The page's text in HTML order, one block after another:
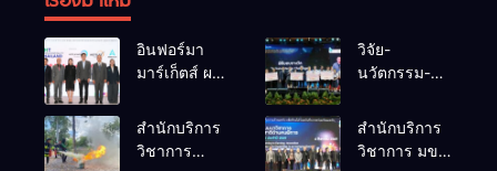
อินฟอร์มา
มาร์เก็ตส์ ผนึก
ธุรกิจท่อง
เที่ยว-บริการ
วิจัย-
นวัตกรรม-
คือโอกาสใหม่
ของคนพิการ
สำนักบริการ
วิชาการ
สำนักบริการ
วิชาการ มข.